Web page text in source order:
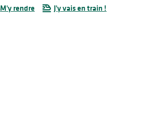
M'y rendre J'y vais en train !